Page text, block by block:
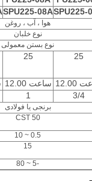
SPU225-
SPU225-08A
هوا ، آب ، روغن
نوع خلبان
نوع بستن معمولی
25
25
12.00 ساعت 12.00
3/4
1
برنجی یا فولادی
50 CST
0.5 ~ 10
15
-5 ~ 80